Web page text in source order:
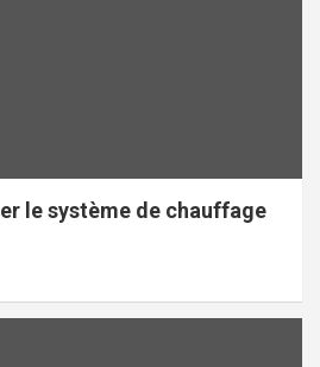
le système de chauffage